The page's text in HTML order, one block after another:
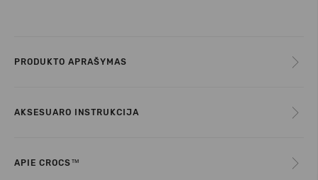
PRODUKTO APRAŠYMAS
AKSESUARO INSTRUKCIJA
APIE CROCS™